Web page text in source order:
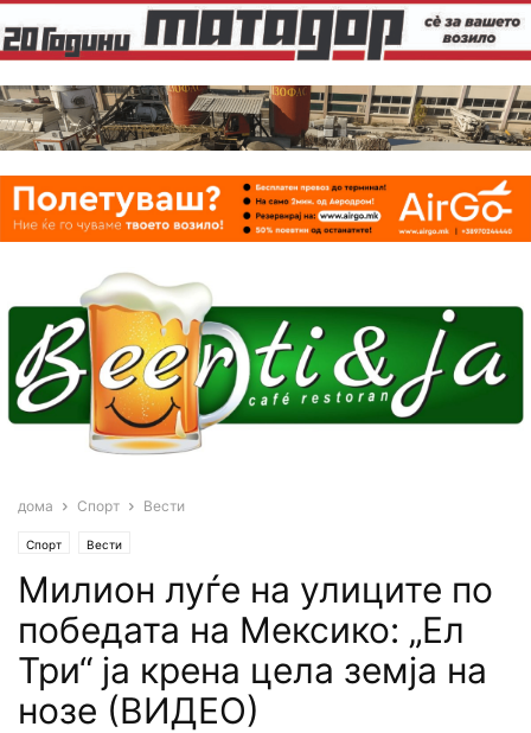
дома Спорт Вести
Спорт Вести
Милион луѓе на улиците по
победата на Мексико: „Ел
Три“ ја крена цела земја на
нозе (ВИДЕО)